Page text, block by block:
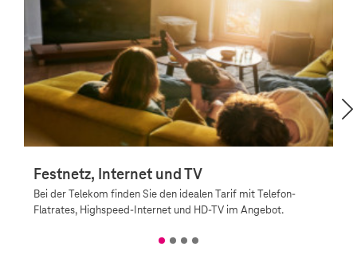
Festnetz, Internet und TV
Bei der Telekom finden Sie den idealen Tarif mit Telefon-
Flatrates, Highspeed-Internet und HD-TV im Angebot.